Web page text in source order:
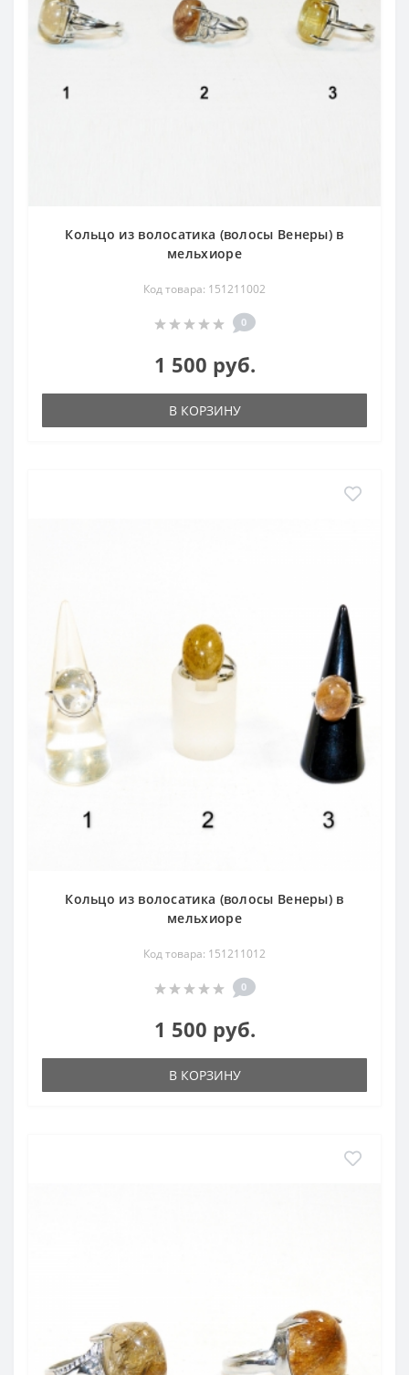
Кольцо из волосатика (волосы Венеры) в
мельхиоре
Код товара: 151211002
0
1 500 руб.
В КОРЗИНУ
Кольцо из волосатика (волосы Венеры) в
мельхиоре
Код товара: 151211012
0
1 500 руб.
В КОРЗИНУ